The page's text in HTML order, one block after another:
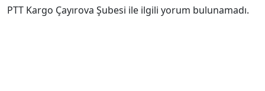
PTT Kargo Çayırova Şubesi ile ilgili yorum bulunamadı.